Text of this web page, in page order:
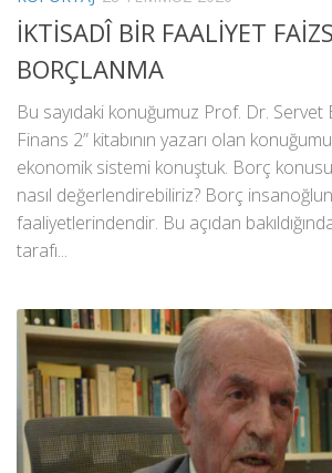
İKTİSADÎ BİR FAALİYET
BORÇLANMA
Bu sayıdaki konuğumuz Prof. Dr. Servet
Finans 2” kitabının yazarı olan
ekonomik sistemi konuştuk. Borç
nasıl değerlendirebiliriz? Borç
faaliyetlerindendir. Bu açıdan
tarafı...